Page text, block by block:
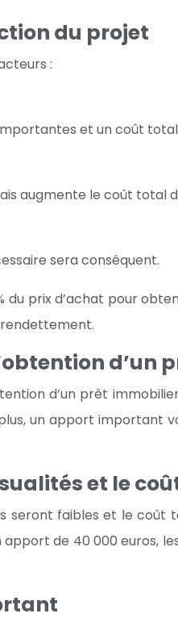
du projet
:
et un coût
augmente le coût total
sera conséquent.
du prix d’achat pour
d’un
d’un prêt
un apport
et le
faibles et le coût
apport de 40 000